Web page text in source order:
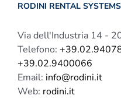
RODINI RENTAL
Via dell'Industria 14 -
Telefono:
+39.02.9400066
Email: info@rodini.it
Web: rodini.it